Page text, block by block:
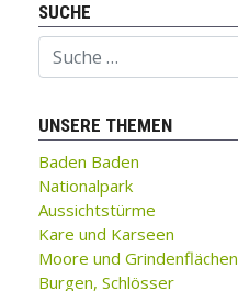
SUCHE
Suchen
UNSERE THEMEN
Baden Baden
Nationalpark
Aussichtstürme
Kare und Karseen
Moore und Grindenflächen
Burgen, Schlösser